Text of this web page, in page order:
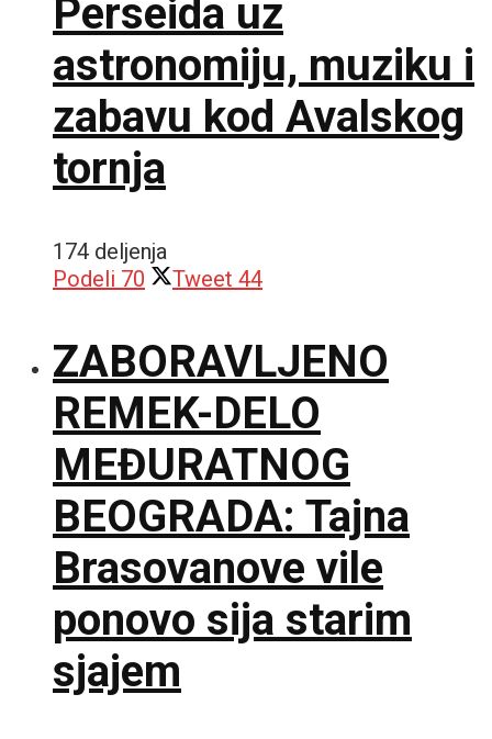
Perseida uz
astronomiju, muziku i
zabavu kod Avalskog
tornja
174 deljenja
Podeli 70 Tweet 44
ZABORAVLJENO
REMEK-DELO
MEĐURATNOG
BEOGRADA: Tajna
Brasovanove vile
ponovo sija starim
sjajem